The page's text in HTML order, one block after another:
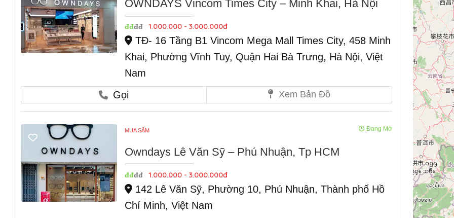
OWNDAYS Vincom Times City – Minh Khai, Hà Nội
đđđđ 1.000.000 - 3.000.000đ
TĐ- 16 Tầng B1 Vincom Mega Mall Times City, 458 Minh
Khai, Phường Vĩnh Tuy, Quận Hai Bà Trưng, Hà Nội, Việt
Nam
Gọi
Xem Bản Đồ
MUA SẮM Đang Mở
Owndays Lê Văn Sỹ – Phú Nhuận, Tp HCM
đđđđ 1.000.000 - 3.000.000đ
142 Lê Văn Sỹ, Phường 10, Phú Nhuận, Thành phố Hồ
Chí Minh, Việt Nam